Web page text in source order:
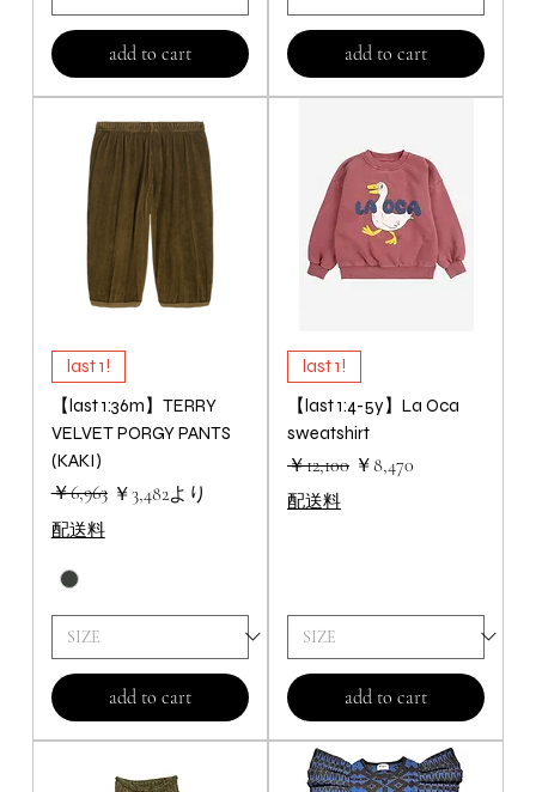
add to cart add to cart
last 1!
【last 1:36m】TERRY
VELVET PORGY PANTS
(KAKI)
通常価格
￥6,963 ￥3,482より
セール価格
配送料
add to cart
last 1!
【last 1:4-5y】La Oca
sweatshirt
通常価格
￥12,100 セール価格
￥8,470
配送料
add to cart